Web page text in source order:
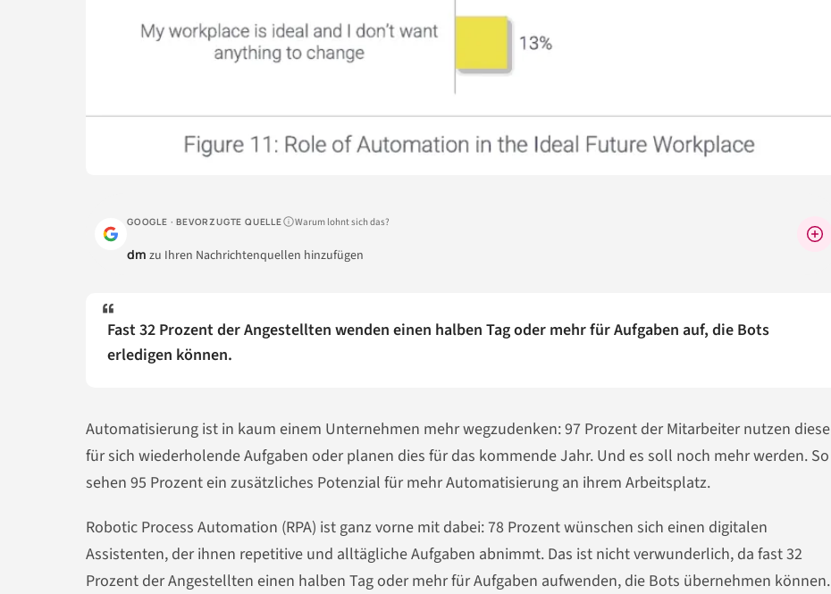
GOOGLE · BEVORZUGTE QUELLE Warum lohnt sich das?
dm zu Ihren Nachrichtenquellen hinzufügen
Fast 32 Prozent der Angestellten wenden einen halben Tag oder mehr für Aufgaben auf, die Bots
erledigen können.
Automatisierung ist in kaum einem Unternehmen mehr wegzudenken: 97 Prozent der Mitarbeiter nutzen diese
für sich wiederholende Aufgaben oder planen dies für das kommende Jahr. Und es soll noch mehr werden. So
sehen 95 Prozent ein zusätzliches Potenzial für mehr Automatisierung an ihrem Arbeitsplatz.
Robotic Process Automation (RPA) ist ganz vorne mit dabei: 78 Prozent wünschen sich einen digitalen
Assistenten, der ihnen repetitive und alltägliche Aufgaben abnimmt. Das ist nicht verwunderlich, da fast 32
Prozent der Angestellten einen halben Tag oder mehr für Aufgaben aufwenden, die Bots übernehmen können.